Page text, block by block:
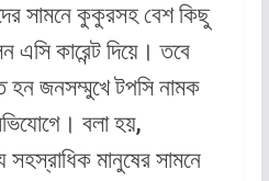
সামনে কুকুরসহ বেশ কিছু
এসি কারেন্ট দিয়ে। তবে
হন জনসম্মুখে টপসি নামক
বলা হয়,
সহস্রাধিক মানুষের সামনে